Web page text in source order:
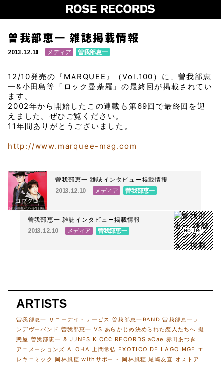
曽我部恵一 雑誌掲載情報
2013.12.10 メディア 曽我部恵一
12/10発売の『MARQUEE』（Vol.100）に、曽我部恵
一&小田島等「ロック曼荼羅」の最終回が掲載されてい
ます。
2002年から開始したこの連載も第69回で最終回を迎
えました。ぜひご覧ください。
11年間ありがとうございました。
http://www.marquee-mag.com
曽我部恵一 雑誌インタビュー掲載情報
2013.12.10 メディア 曽我部恵一
曽我部恵一 雑誌インタビュー掲載情報
2013.12.10 メディア 曽我部恵一
ARTISTS
曽我部恵一 サニーデイ・サービス 曽我部恵一BAND 曽我部恵一ラ
ンデヴーバンド 曽我部恵一 VS あらかじめ決められた恋人たちへ 擬
態屋 曽我部恵一 & JUNES K CCC RECORDS aCae 赤田あつき
アニメーションズ ALOHA 上間常弘 EXOTICO DE LAGO MGF エ
レキコミック 岡林風穂 withサポート 岡林風穂 尾崎友直 オストア